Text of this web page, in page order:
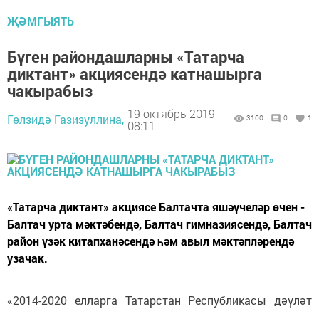
ҖӘМГЫЯТЬ
Бүген райондашларны «Татарча
диктант» акциясендә катнашырга
чакырабыз
Гөлзидә Газизуллина, 19 октябрь 2019 -
08:11
3100 0 1
«Татарча диктант» акциясе Балтачта яшәүчеләр өчен -
Балтач урта мәктәбендә, Балтач гимназиясендә, Балтач
район үзәк китапханәсендә һәм авыл мәктәпләрендә
узачак.
«2014-2020 елларга Татарстан Республикасы дәүләт